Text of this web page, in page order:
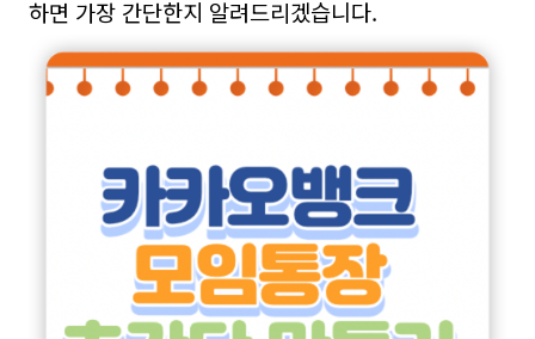
하면 가장 간단한지 알려드리겠습니다.